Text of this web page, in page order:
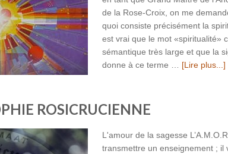
de la Rose-Croix, on me
quoi consiste précisément la
est vrai que le mot «spiritualité»
sémantique très large et que la
donne à ce terme … [Lire plus...]
ROSICRUCIENNE
L'amour de la sagesse
transmettre un enseignement ; il